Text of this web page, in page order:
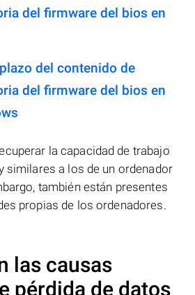
del firmware del bios en
del contenido de
del firmware del bios en
la capacidad de trabajo
similares a los de un ordenador
también están presentes
propias de los ordenadores.
las causas
pérdida de datos